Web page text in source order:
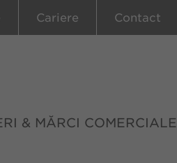
Cariere Contact
& MĂRCI COMERCIALE